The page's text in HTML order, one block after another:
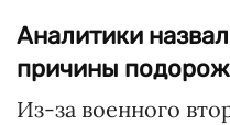
Аналитики
причины
Из-за военного